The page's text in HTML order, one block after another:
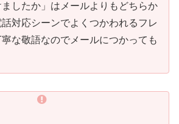
ましたか」はメールよりもどちらか
対応シーンでよくつかわれるフレ
な敬語なのでメールにつかっても